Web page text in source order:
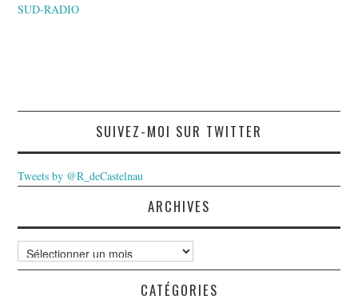
SUD-RADIO
SUIVEZ-MOI SUR TWITTER
Tweets by @R_deCastelnau
ARCHIVES
Archives
CATÉGORIES